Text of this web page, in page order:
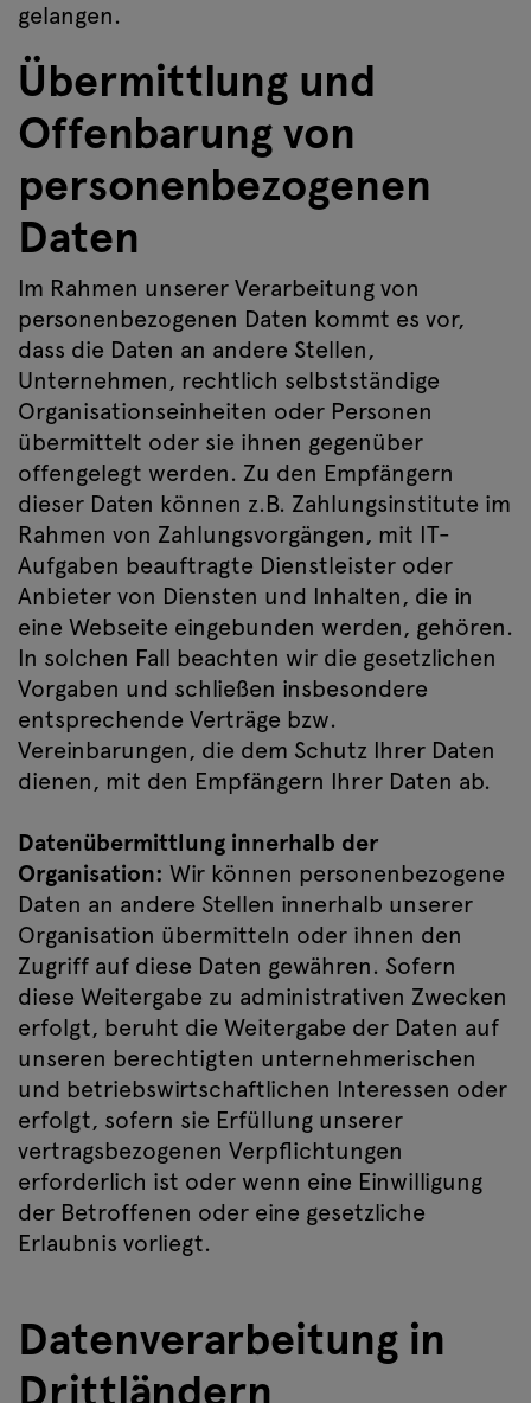
gelangen.
Übermittlung und
Offenbarung von
personenbezogenen
Daten
Im Rahmen unserer Verarbeitung von
personenbezogenen Daten kommt es vor,
dass die Daten an andere Stellen,
Unternehmen, rechtlich selbstständige
Organisationseinheiten oder Personen
übermittelt oder sie ihnen gegenüber
offengelegt werden. Zu den Empfängern
dieser Daten können z.B. Zahlungsinstitute im
Rahmen von Zahlungsvorgängen, mit IT-
Aufgaben beauftragte Dienstleister oder
Anbieter von Diensten und Inhalten, die in
eine Webseite eingebunden werden, gehören.
In solchen Fall beachten wir die gesetzlichen
Vorgaben und schließen insbesondere
entsprechende Verträge bzw.
Vereinbarungen, die dem Schutz Ihrer Daten
dienen, mit den Empfängern Ihrer Daten ab.
Datenübermittlung innerhalb der
Organisation: Wir können personenbezogene
Daten an andere Stellen innerhalb unserer
Organisation übermitteln oder ihnen den
Zugriff auf diese Daten gewähren. Sofern
diese Weitergabe zu administrativen Zwecken
erfolgt, beruht die Weitergabe der Daten auf
unseren berechtigten unternehmerischen
und betriebswirtschaftlichen Interessen oder
erfolgt, sofern sie Erfüllung unserer
vertragsbezogenen Verpflichtungen
erforderlich ist oder wenn eine Einwilligung
der Betroffenen oder eine gesetzliche
Erlaubnis vorliegt.
Datenverarbeitung in
Drittländern